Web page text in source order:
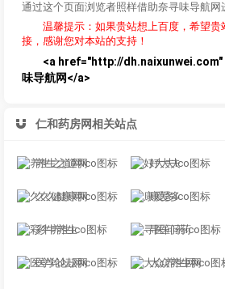
通过这个页面浏览者照样借助奈寻味导航网
温馨提示：如果贵站想上百度，希望
接，感谢您对本站的支持！
<a href="http://
味导航网</a>
仁和药房网相关站点
养生之道网 好大夫
久久健康网 康爱多
彩牛养生 寻医问药
医学论坛网 大众养生网